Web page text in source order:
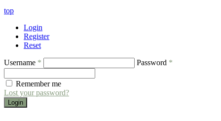
top
Login
Register
Reset
Username * Password *
Remember me
Lost your password?
Login